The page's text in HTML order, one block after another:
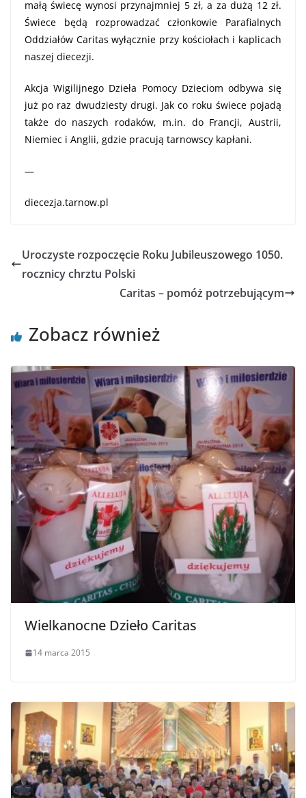
małą świecę wynosi przynajmniej 5 zł, a za dużą 12 zł.
Świece będą rozprowadzać członkowie Parafialnych
Oddziałów Caritas wyłącznie przy kościołach i kaplicach
naszej diecezji.
Akcja Wigilijnego Dzieła Pomocy Dzieciom odbywa się
już po raz dwudziesty drugi. Jak co roku świece pojadą
także do naszych rodaków, m.in. do Francji, Austrii,
Niemiec i Anglii, gdzie pracują tarnowscy kapłani.
—
diecezja.tarnow.pl
Uroczyste rozpoczęcie Roku Jubileuszowego 1050.
rocznicy chrztu Polski
Caritas – pomóż potrzebującym
Zobacz również
Wielkanocne Dzieło Caritas
14 marca 2015